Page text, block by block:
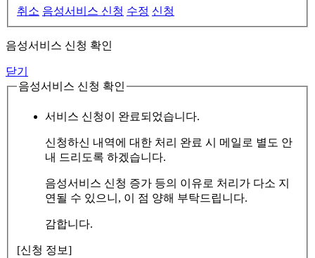
취소 음성서비스 신청 수정 신청
음성서비스 신청 확인
닫기
음성서비스 신청 확인
서비스 신청이 완료되었습니다.
신청하신 내역에 대한 처리 완료 시 메일로 별도 안
내 드리도록 하겠습니다.
음성서비스 신청 증가 등의 이유로 처리가 다소 지
연될 수 있으니, 이 점 양해 부탁드립니다.
감합니다.
[신청 정보]